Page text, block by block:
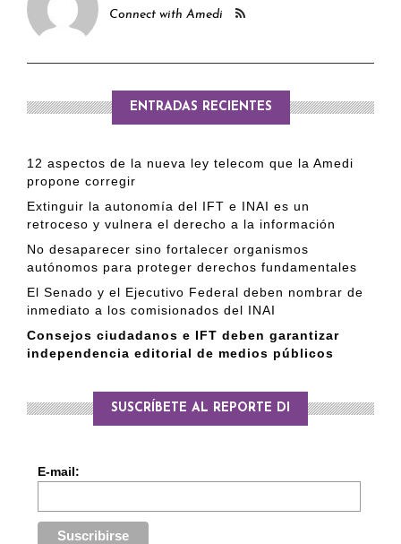
Connect with Amedi
ENTRADAS RECIENTES
12 aspectos de la nueva ley telecom que la Amedi
propone corregir
Extinguir la autonomía del IFT e INAI es un
retroceso y vulnera el derecho a la información
No desaparecer sino fortalecer organismos
autónomos para proteger derechos fundamentales
El Senado y el Ejecutivo Federal deben nombrar de
inmediato a los comisionados del INAI
Consejos ciudadanos e IFT deben garantizar
independencia editorial de medios públicos
SUSCRÍBETE AL REPORTE DI
E-mail: